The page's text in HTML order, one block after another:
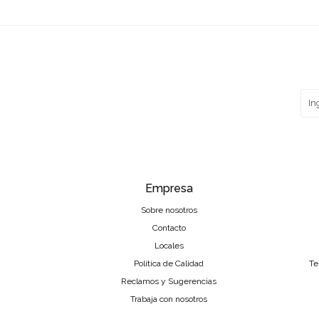
Empresa
Sobre nosotros
Contacto
Locales
Política de Calidad
Reclamos y Sugerencias
Trabaja con nosotros